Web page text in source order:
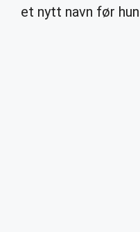
et nytt navn før hun